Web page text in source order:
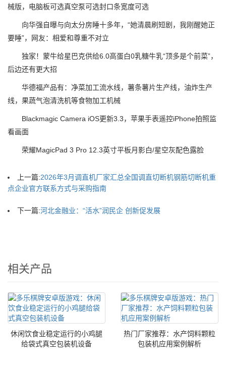
械版，电脑板可选真空泵可选封口条宽度可选
向华强自曝与向太分房睡十多年，“她清晨刷短剧，我刚醒她正
要睡”，网友：相爱和尊重不对立
独家！蒙牛给星巴克供给6.0高蛋白0乳糖牛乳“顶多是个前菜”，
后边还有更大招
华德福产品有：净菜加工流水线，薯条薯片生产线，油炸生产
线，果蔬气泡清洗机等食物加工机械
Blackmagic Camera iOS更新3.3，苹果手表遥控iPhone拍照监
看画面
荣耀MagicPad 3 Pro 12.3英寸平板月影白/星空灰配色露脸
上一篇:2026年3月调直机厂家汇总全国调直切断机钢筋切断机重
点企业官方联系方式与采购指南
下一篇:河北金融业：“活水”润民企 创新促发展
相关产品
休闲饮食业稳定运行的小鸡腿
给袋式真空包装机设备
热门厂家推荐：水产饲料颗粒
包装机应用案例解析